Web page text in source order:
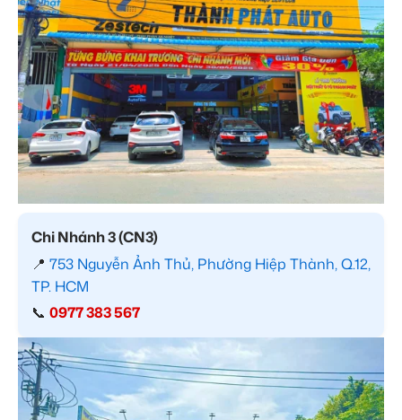
Chi Nhánh 3 (CN3)
📍 753 Nguyễn Ảnh Thủ, Phường Hiệp Thành, Q.12,
TP. HCM
📞 0977 383 567